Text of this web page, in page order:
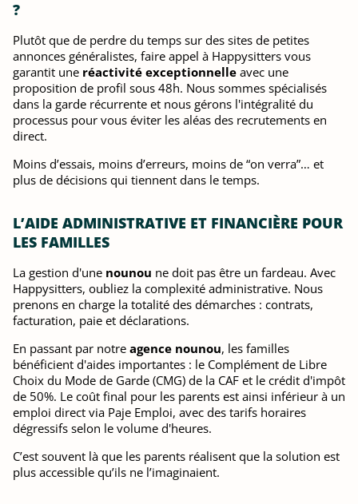
?
Plutôt que de perdre du temps sur des sites de petites
annonces généralistes, faire appel à Happysitters vous
garantit une réactivité exceptionnelle avec une
proposition de profil sous 48h. Nous sommes spécialisés
dans la garde récurrente et nous gérons l'intégralité du
processus pour vous éviter les aléas des recrutements en
direct.
Moins d’essais, moins d’erreurs, moins de “on verra”… et
plus de décisions qui tiennent dans le temps.
L’AIDE ADMINISTRATIVE ET FINANCIÈRE POUR
LES FAMILLES
La gestion d'une nounou ne doit pas être un fardeau. Avec
Happysitters, oubliez la complexité administrative. Nous
prenons en charge la totalité des démarches : contrats,
facturation, paie et déclarations.
En passant par notre agence nounou, les familles
bénéficient d'aides importantes : le Complément de Libre
Choix du Mode de Garde (CMG) de la CAF et le crédit d'impôt
de 50%. Le coût final pour les parents est ainsi inférieur à un
emploi direct via Paje Emploi, avec des tarifs horaires
dégressifs selon le volume d'heures.
C’est souvent là que les parents réalisent que la solution est
plus accessible qu’ils ne l’imaginaient.